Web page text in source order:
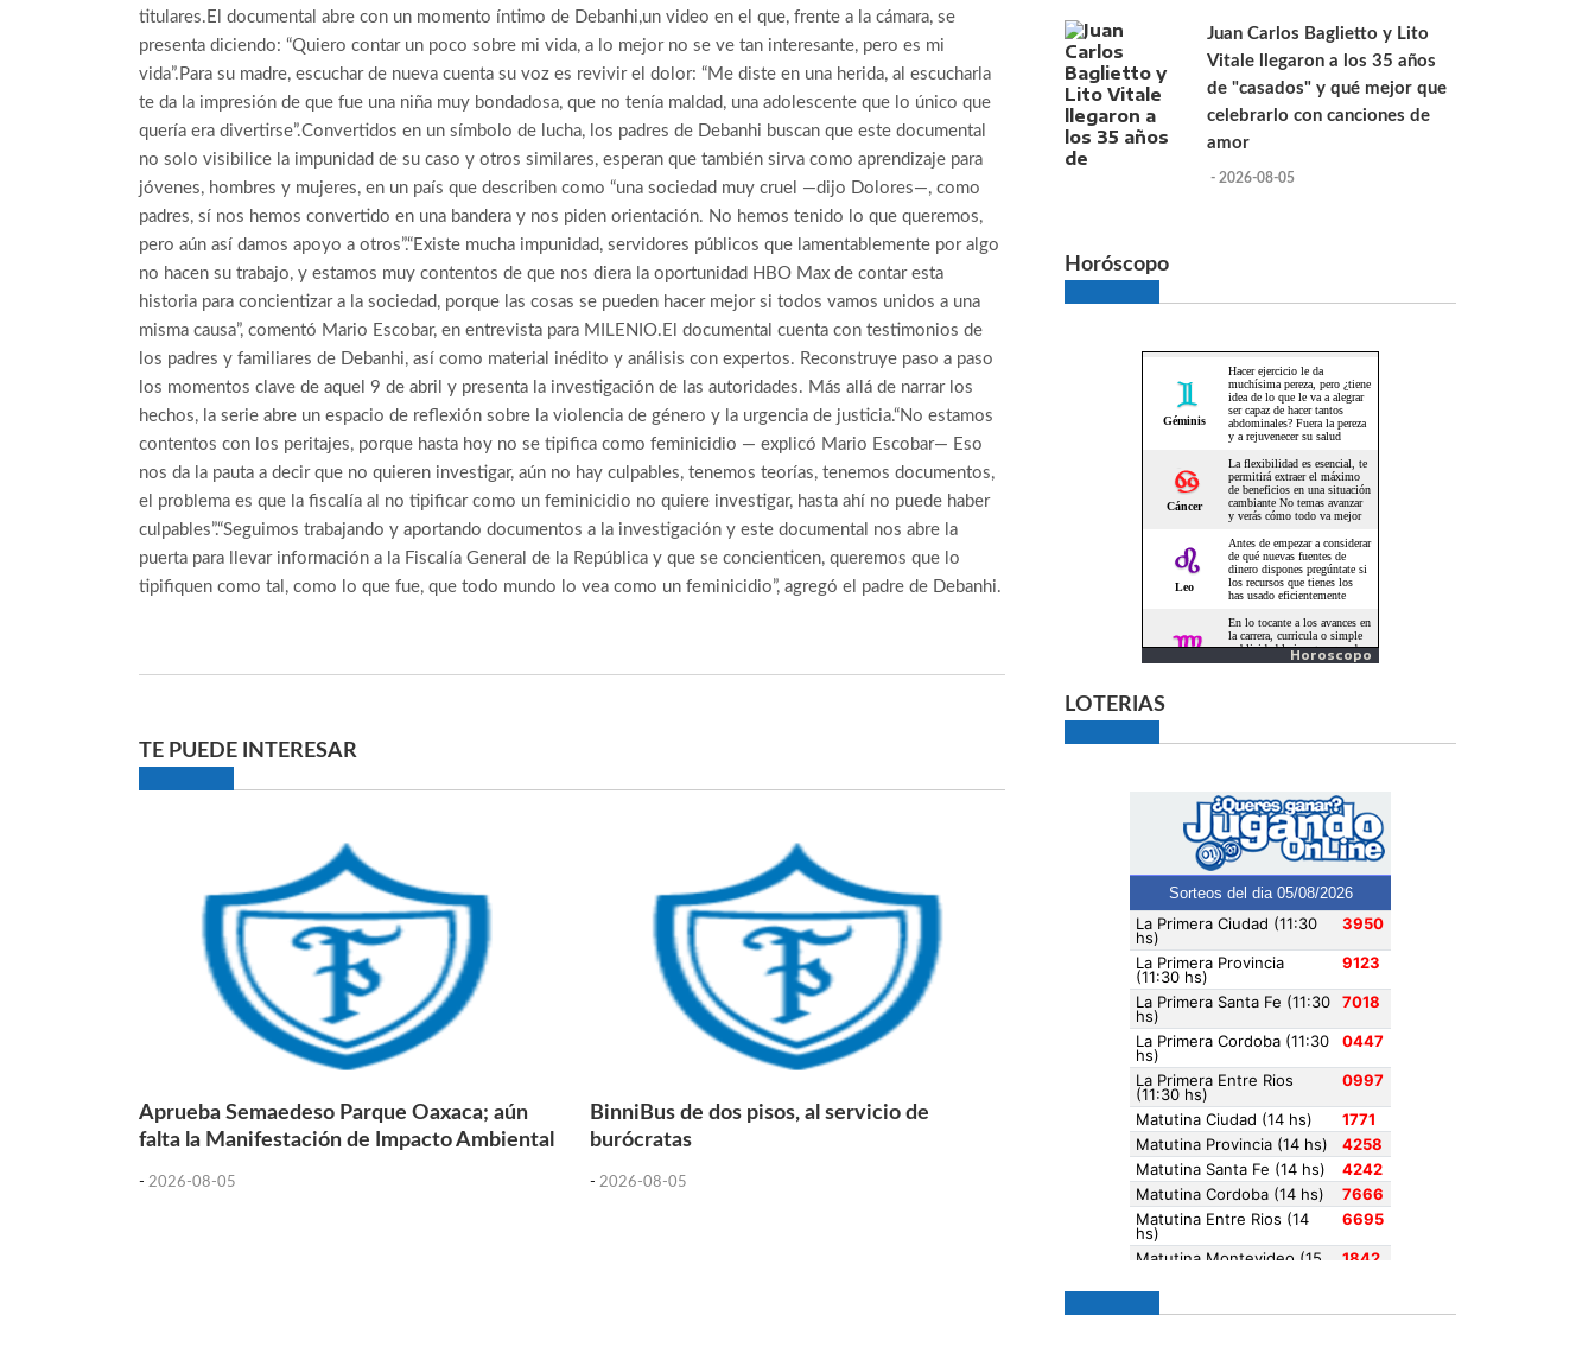
titulares.El documental abre con un momento íntimo de Debanhi,un video en el que, frente a la cámara, se
presenta diciendo: “Quiero contar un poco sobre mi vida, a lo mejor no se ve tan interesante, pero es mi
vida”.Para su madre, escuchar de nueva cuenta su voz es revivir el dolor: “Me diste en una herida, al escucharla
te da la impresión de que fue una niña muy bondadosa, que no tenía maldad, una adolescente que lo único que
quería era divertirse”.Convertidos en un símbolo de lucha, los padres de Debanhi buscan que este documental
no solo visibilice la impunidad de su caso y otros similares, esperan que también sirva como aprendizaje para
jóvenes, hombres y mujeres, en un país que describen como “una sociedad muy cruel —dijo Dolores—, como
padres, sí nos hemos convertido en una bandera y nos piden orientación. No hemos tenido lo que queremos,
pero aún así damos apoyo a otros”.“Existe mucha impunidad, servidores públicos que lamentablemente por algo
no hacen su trabajo, y estamos muy contentos de que nos diera la oportunidad HBO Max de contar esta
historia para concientizar a la sociedad, porque las cosas se pueden hacer mejor si todos vamos unidos a una
misma causa”, comentó Mario Escobar, en entrevista para MILENIO.El documental cuenta con testimonios de
los padres y familiares de Debanhi, así como material inédito y análisis con expertos. Reconstruye paso a paso
los momentos clave de aquel 9 de abril y presenta la investigación de las autoridades. Más allá de narrar los
hechos, la serie abre un espacio de reflexión sobre la violencia de género y la urgencia de justicia.“No estamos
contentos con los peritajes, porque hasta hoy no se tipifica como feminicidio — explicó Mario Escobar— Eso
nos da la pauta a decir que no quieren investigar, aún no hay culpables, tenemos teorías, tenemos documentos,
el problema es que la fiscalía al no tipificar como un feminicidio no quiere investigar, hasta ahí no puede haber
culpables”.“Seguimos trabajando y aportando documentos a la investigación y este documental nos abre la
puerta para llevar información a la Fiscalía General de la República y que se concienticen, queremos que lo
tipifiquen como tal, como lo que fue, que todo mundo lo vea como un feminicidio”, agregó el padre de Debanhi.
TE PUEDE INTERESAR
Aprueba Semaedeso Parque Oaxaca; aún
falta la Manifestación de Impacto Ambiental
- 2026-08-05
BinniBus de dos pisos, al servicio de
burócratas
- 2026-08-05
Juan Carlos Baglietto y Lito
Vitale llegaron a los 35 años
de "casados" y qué mejor que
celebrarlo con canciones de
amor
- 2026-08-05
Horóscopo
Horoscopo
LOTERIAS